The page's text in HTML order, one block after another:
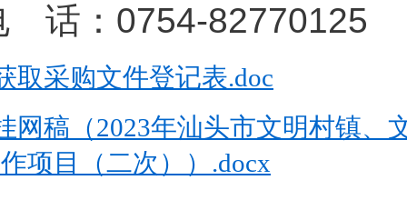
话：0754-82770125
取采购文件登记表.doc
网稿（2023年汕头市文明村镇、
项目（二次））.docx